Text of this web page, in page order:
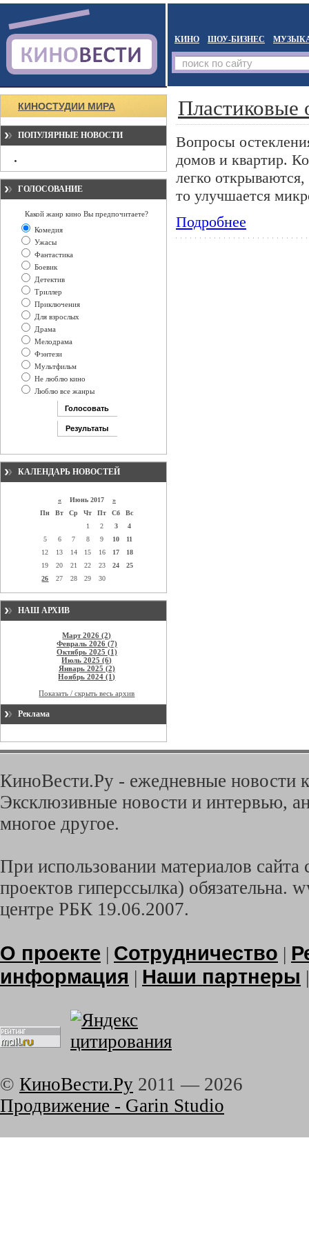
КИНО ШОУ-БИЗНЕС
КИНОСТУДИИ МИРА
ПОПУЛЯРНЫЕ НОВОСТИ
ГОЛОСОВАНИЕ
Какой жанр кино Вы предпочитаете?
Комедия
Ужасы
Фантастика
Боевик
Детектив
Триллер
Приключения
Для взрослых
Драма
Мелодрама
Фэнтези
Мультфильм
Не люблю кино
Люблю все жанры
КАЛЕНДАРЬ НОВОСТЕЙ
« Июнь 2017 »
Пн
Вт Ср Чт Пт Сб
Вс
1
2 3
4
5
6 7 8 9 10
11
12
13 14 15 16 17
18
19
20 21 22 23 24
25
26
27 28 29 30
НАШ АРХИВ
Март 2026 (2)
Февраль 2026 (7)
Октябрь 2025 (1)
Июль 2025 (6)
Январь 2025 (2)
Ноябрь 2024 (1)
Показать / скрыть весь архив
Реклама
Пластиковые
Вопросы
домов и квартир.
легко
то улучшается
Подробнее
КиноВести.Ру - ежедневные новости
Эксклюзивные новости и интервью,
многое другое.
При использовании материалов
проектов гиперссылка) обязательна.
центре РБК 19.06.2007.
О проекте | Сотрудничество |
информация | Наши партнеры
© КиноВести.Ру 2011 — 2026
Продвижение - Garin Studio